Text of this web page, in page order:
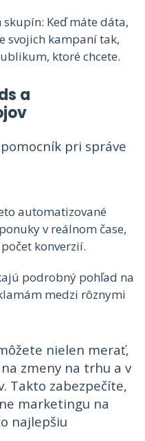
Keď máte dáta,
svojich kampaní tak,
ktoré chcete.
a
pri správe
automatizované
v reálnom čase,
konverzií.
podrobný pohľad na
medzi rôznymi
nielen merať,
zmeny na trhu a v
Takto zabezpečíte,
marketingu na
najlepšiu